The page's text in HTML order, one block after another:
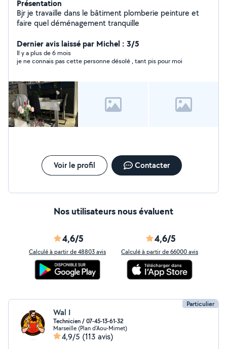
Présentation
Bjr je travaille dans le bâtiment plomberie peinture et
faire quel déménagement tranquille
Dernier avis laissé par Michel : 3/5
Il y a plus de 6 mois
je ne connais pas cette personne désolé , tant pis pour moi
Voir le profil Contacter
Nos utilisateurs nous évaluent
4,6/5
Calculé à partir de 48803 avis
4,6/5
Calculé à partir de 66000 avis
Particulier
Wal I
Technicien / 07-45-13-61-32
Marseille (Plan d'Aou-Mimet)
4,9/5 (113 avis)